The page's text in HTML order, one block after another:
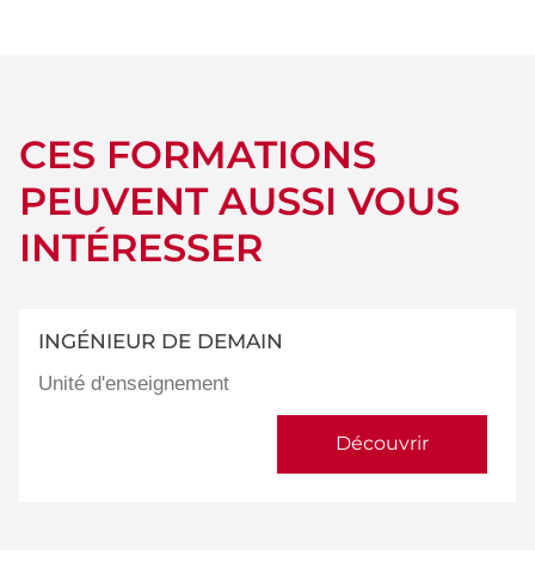
CES FORMATIONS
PEUVENT AUSSI VOUS
INTÉRESSER
INGÉNIEUR DE DEMAIN
Unité d'enseignement
Découvrir